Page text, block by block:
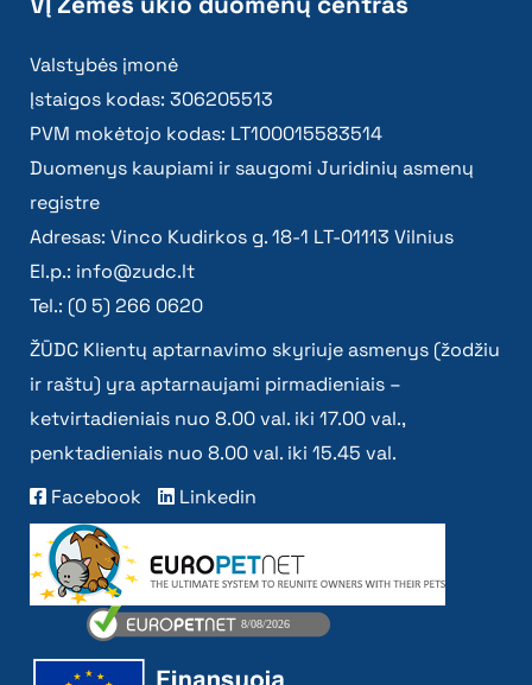
Valstybės įmonė
Įstaigos kodas: 306205513
PVM mokėtojo kodas: LT100015583514
Duomenys kaupiami ir saugomi Juridinių asmenų
registre
Adresas: Vinco Kudirkos g. 18-1 LT-01113 Vilnius
El.p.: info@zudc.lt
Tel.: (0 5) 266 0620
ŽŪDC Klientų aptarnavimo skyriuje asmenys (žodžiu
ir raštu) yra aptarnaujami pirmadieniais –
ketvirtadieniais nuo 8.00 val. iki 17.00 val.,
penktadieniais nuo 8.00 val. iki 15.45 val.
Facebook
Linkedin